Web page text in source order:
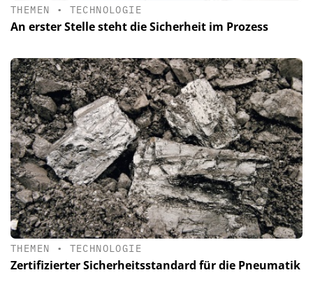
THEMEN • TECHNOLOGIE
An erster Stelle steht die Sicherheit im Prozess
THEMEN • TECHNOLOGIE
Zertifizierter Sicherheitsstandard für die Pneumatik